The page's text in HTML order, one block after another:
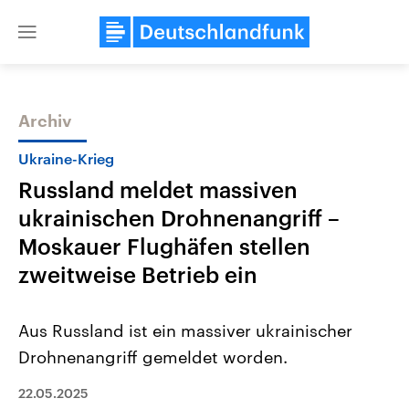
Close
Themen
2026
Alle Informationen
Sachsen-Anhalt wählt am 6.
Landtag. Seit 2021 wird das
Aktuelle Beiträge,
Hintergründe
Wirtschaftlich und
Archiv
Ukraine-Krieg
Russland meldet massiven
ukrainischen Drohnenangriff –
Moskauer Flughäfen stellen
zweitweise Betrieb ein
Aus Russland ist ein massiver ukrainischer
Drohnenangriff gemeldet worden.
22.05.2025